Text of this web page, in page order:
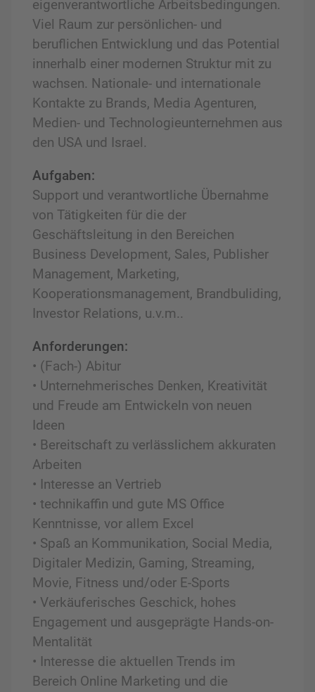
eigenverantwortliche Arbeitsbedingungen.
Viel Raum zur persönlichen- und
beruflichen Entwicklung und das Potential
innerhalb einer modernen Struktur mit zu
wachsen. Nationale- und internationale
Kontakte zu Brands, Media Agenturen,
Medien- und Technologieunternehmen aus
den USA und Israel.
Aufgaben:
Support und verantwortliche Übernahme
von Tätigkeiten für die der
Geschäftsleitung in den Bereichen
Business Development, Sales, Publisher
Management, Marketing,
Kooperationsmanagement, Brandbuliding,
Investor Relations, u.v.m..
Anforderungen:
• (Fach-) Abitur
• Unternehmerisches Denken, Kreativität
und Freude am Entwickeln von neuen
Ideen
• Bereitschaft zu verlässlichem akkuraten
Arbeiten
• Interesse an Vertrieb
• technikaffin und gute MS Office
Kenntnisse, vor allem Excel
• Spaß an Kommunikation, Social Media,
Digitaler Medizin, Gaming, Streaming,
Movie, Fitness und/oder E-Sports
• Verkäuferisches Geschick, hohes
Engagement und ausgeprägte Hands-on-
Mentalität
• Interesse die aktuellen Trends im
Bereich Online Marketing und die